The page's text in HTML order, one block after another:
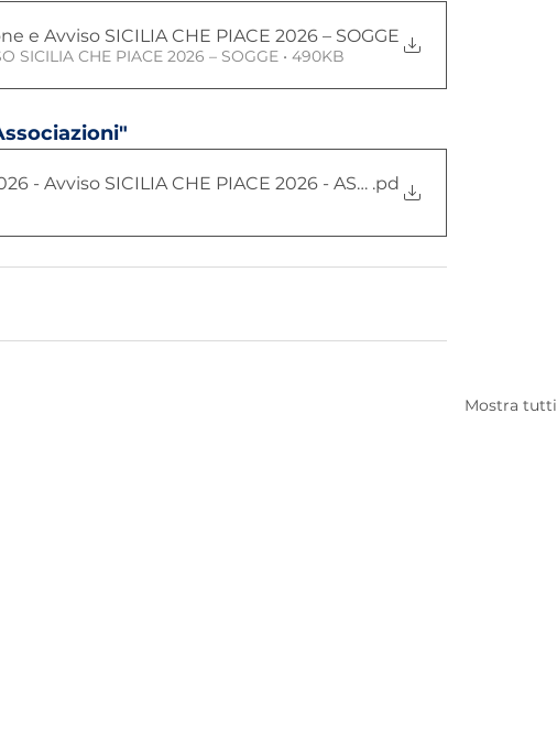
e Avviso SICILIA CHE PIACE 2026 – SOGGE
SICILIA CHE PIACE 2026 – SOGGE • 490KB
- Avviso SICILIA CHE PIACE 2026 - ASSOCIAZIONI_0
.pd
Mostra tutti